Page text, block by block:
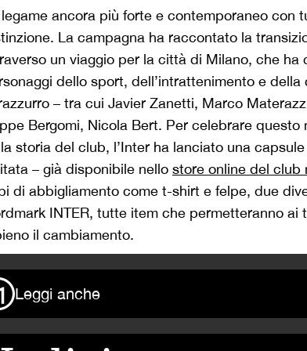
ancora più forte e contemporaneo con
La campagna ha raccontato la
un viaggio per la città di Milano, che ha
dello sport, dell’intrattenimento e
– tra cui Javier Zanetti, Marco
Bergomi, Nicola Bert. Per celebrare
storia del club, l’Inter ha lanciato una
– già disponibile nello store online del club
di abbigliamento come t-shirt e felpe, due
INTER, tutte item che permetteranno ai
il cambiamento.
Leggi anche